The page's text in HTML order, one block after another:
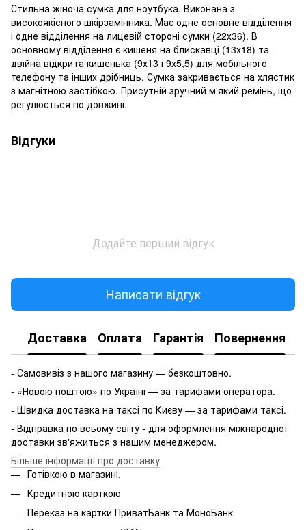
Стильна жіноча сумка для ноутбука. Виконана з
високоякісного шкірзамінника. Має одне основне відділення
і одне відділення на лицевій стороні сумки (22х36). В
основному відділення є кишеня на блискавці (13х18) та
двійна відкрита кишенька (9х13 і 9х5,5) для мобільного
телефону та інших дрібниць. Сумка закривається на хлястик
з магнітною застібкою. Присутній зручний м'який ремінь, що
регулюється по довжині.
Відгуки
Додайте перший відгук
Написати відгук
Доставка Оплата Гарантія Повернення
- Самовивіз з нашого магазину — безкоштовно.
- «Новою поштою» по Україні — за тарифами оператора.
- Швидка доставка на таксі по Києву — за тарифами таксі.
- Відправка по всьому світу - для оформлення міжнародної
доставки зв'яжиться з нашим менеджером.
Більше інформації про доставку
Готівкою в магазині.
Кредитною карткою
Переказ на картки ПриватБанк та МоноБанк